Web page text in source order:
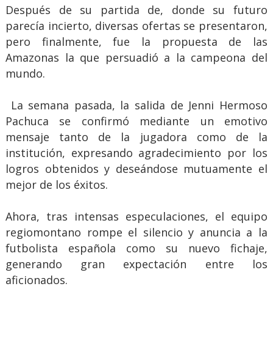
Después de su partida de, donde su futuro
parecía incierto, diversas ofertas se presentaron,
pero finalmente, fue la propuesta de las
Amazonas la que persuadió a la campeona del
mundo.
La semana pasada, la salida de Jenni Hermoso
Pachuca se confirmó mediante un emotivo
mensaje tanto de la jugadora como de la
institución, expresando agradecimiento por los
logros obtenidos y deseándose mutuamente el
mejor de los éxitos.
Ahora, tras intensas especulaciones, el equipo
regiomontano rompe el silencio y anuncia a la
futbolista española como su nuevo fichaje,
generando gran expectación entre los
aficionados.